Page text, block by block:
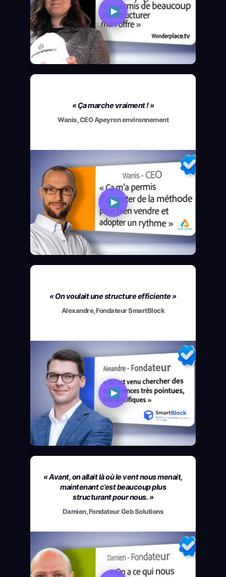
« Ça marche vraiment ! »
Wanis, CEO Apeyron environnement
« On voulait une structure efficiente »
Alexandre, Fondateur SmartBlock
« Avant, on allait là où le vent nous menait,
maintenant c’est beaucoup plus
structurant pour nous. »
Damien, Fondateur Geb Solutions